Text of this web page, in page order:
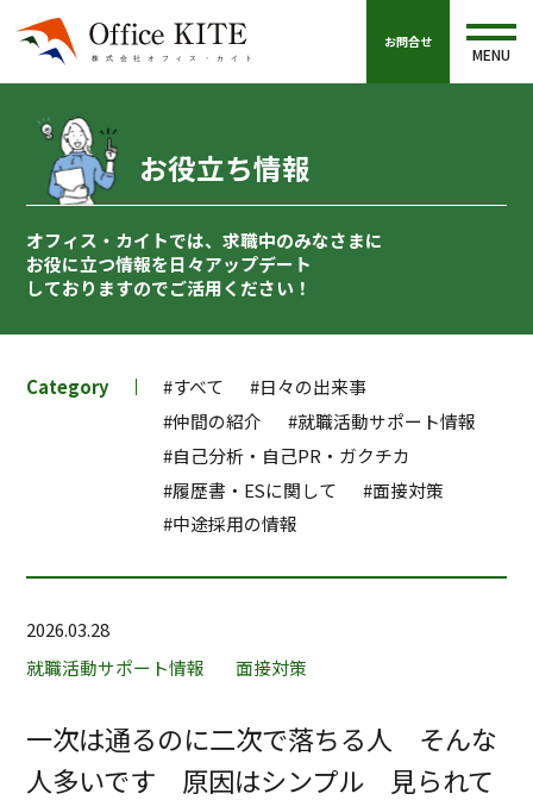
お問合せ
MENU
お役立ち情報
オフィス・カイトでは、求職中のみなさまに
お役に立つ情報を日々アップデート
しておりますのでご活用ください！
Category #すべて
#日々の出来事
#仲間の紹介
#就職活動サポート情報
#自己分析・自己PR・ガクチカ
#履歴書・ESに関して
#面接対策
#中途採用の情報
2026.03.28
就職活動サポート情報
面接対策
一次は通るのに二次で落ちる人 そんな
人多いです 原因はシンプル 見られて